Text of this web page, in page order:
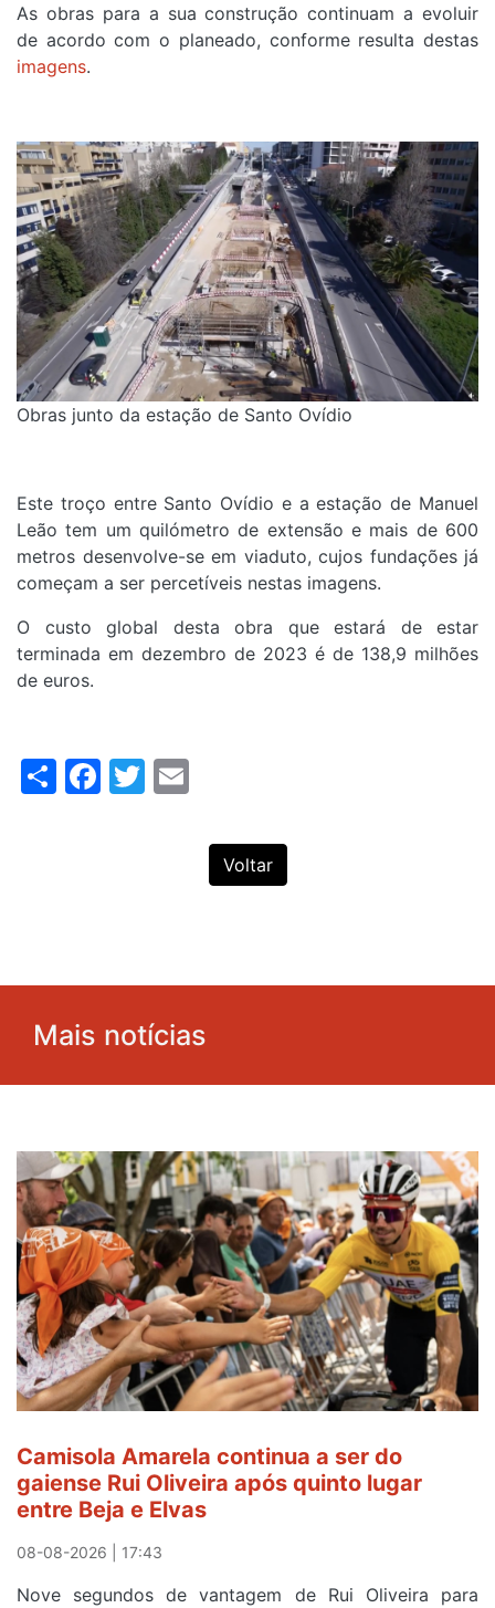
As obras para a sua construção continuam a evoluir
de acordo com o planeado, conforme resulta destas
imagens.
Obras junto da estação de Santo Ovídio
Este troço entre Santo Ovídio e a estação de Manuel
Leão tem um quilómetro de extensão e mais de 600
metros desenvolve-se em viaduto, cujos fundações já
começam a ser percetíveis nestas imagens.
O custo global desta obra que estará de estar
terminada em dezembro de 2023 é de 138,9 milhões
de euros.
ShareFacebook
Twitter
Voltar
Mais notícias
Camisola Amarela continua a ser do
gaiense Rui Oliveira após quinto lugar
entre Beja e Elvas
08-08-2026 | 17:43
Nove segundos de vantagem de Rui Oliveira para